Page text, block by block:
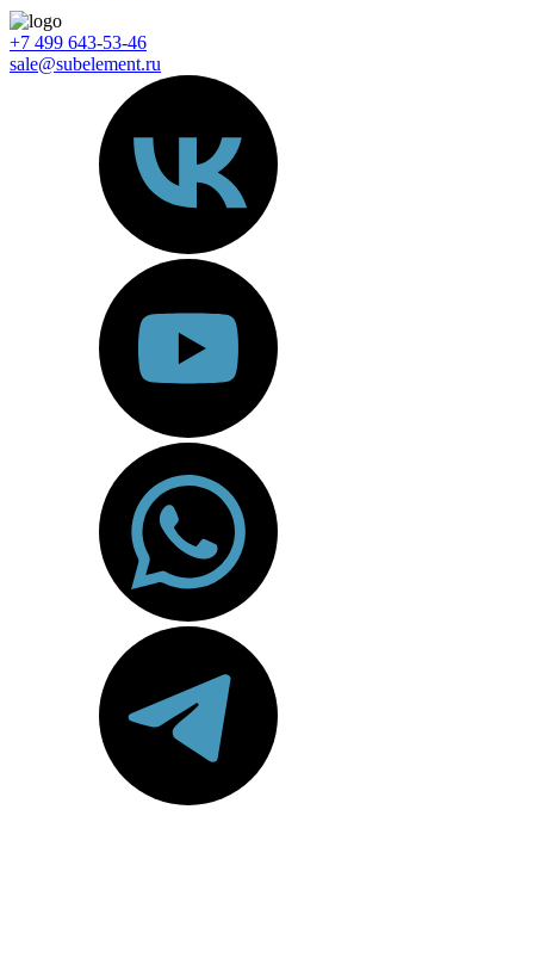
+7 499 643-53-46
sale@subelement.ru